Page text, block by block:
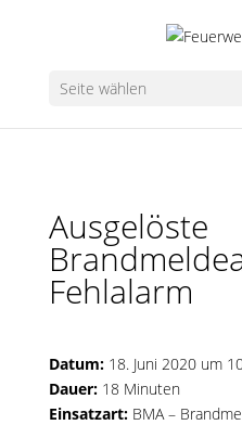
Seite wählen
Ausgelöste
Fehlalarm
Datum:18. Juni 2020 um
Dauer:18 Minuten
Einsatzart:BMA –